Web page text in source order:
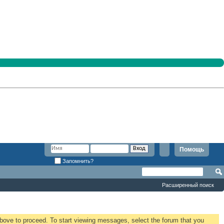
Помощь
Запомнить?
Расширенный поиск
to proceed. To start viewing messages, select the forum that you